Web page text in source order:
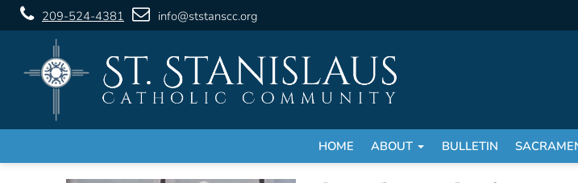
209-524-4381 info@ststanscc.org
HOME ABOUT BULLETIN